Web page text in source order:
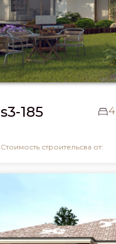
s3-185 4
Стоимость строительсва от: